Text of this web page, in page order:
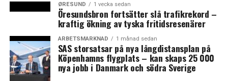
ØRESUND 1 vecka sedan
Öresundsbron fortsätter slå trafikrekord –
kraftig ökning av tyska fritidsresenärer
ARBETSMARKNAD 1 månad sedan
SAS storsatsar på nya långdistansplan på
Köpenhamns flygplats – kan skaps 25 000
nya jobb i Danmark och södra Sverige